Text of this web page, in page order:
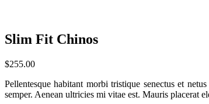
Slim Fit Chinos
$255.00
Pellentesque habitant morbi tristique senectus et
semper. Aenean ultricies mi vitae est. Mauris placerat